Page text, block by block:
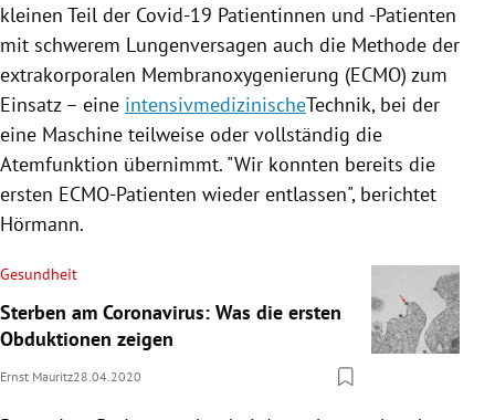
kleinen Teil der Covid-19 Patientinnen und -Patienten
mit schwerem Lungenversagen auch die Methode der
extrakorporalen Membranoxygenierung (ECMO) zum
Einsatz – eine intensivmedizinischeTechnik, bei der
eine Maschine teilweise oder vollständig die
Atemfunktion übernimmt. "Wir konnten bereits die
ersten ECMO-Patienten wieder entlassen", berichtet
Hörmann.
Gesundheit
Sterben am Coronavirus: Was die ersten
Obduktionen zeigen
Ernst Mauritz28.04.2020